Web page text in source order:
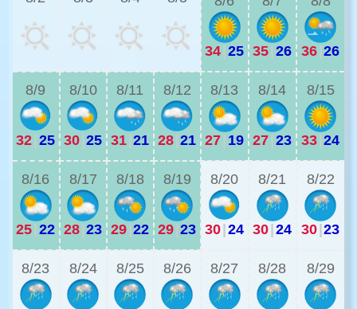
34|25 35|26 36|26
8/9
32|25
8/10
30|25
8/11
31|21
8/12
28|21
8/13
27| 19
8/14
27|23
8/15
33|24
8/16
25|22
8/17
28|23
8/18
29|22
8/19
29|23
8/20
30|24
8/21
30|24
8/22
30|23
8/23 8/24 8/25 8/26 8/27 8/28 8/29